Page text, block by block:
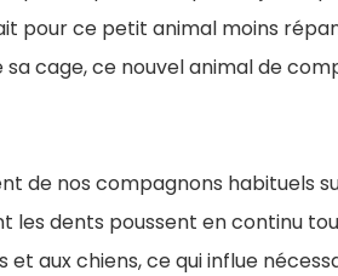
pour ce petit animal moins
cage, ce nouvel animal de
de nos compagnons habituels
les dents poussent en continu
aux chiens, ce qui influe